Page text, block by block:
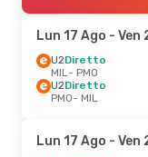
Lun 17 Ago - Ven
U2Diretto
MIL- PMO
U2Diretto
PMO- MIL
Lun 17 Ago - Ven